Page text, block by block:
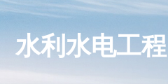
水利水电工程